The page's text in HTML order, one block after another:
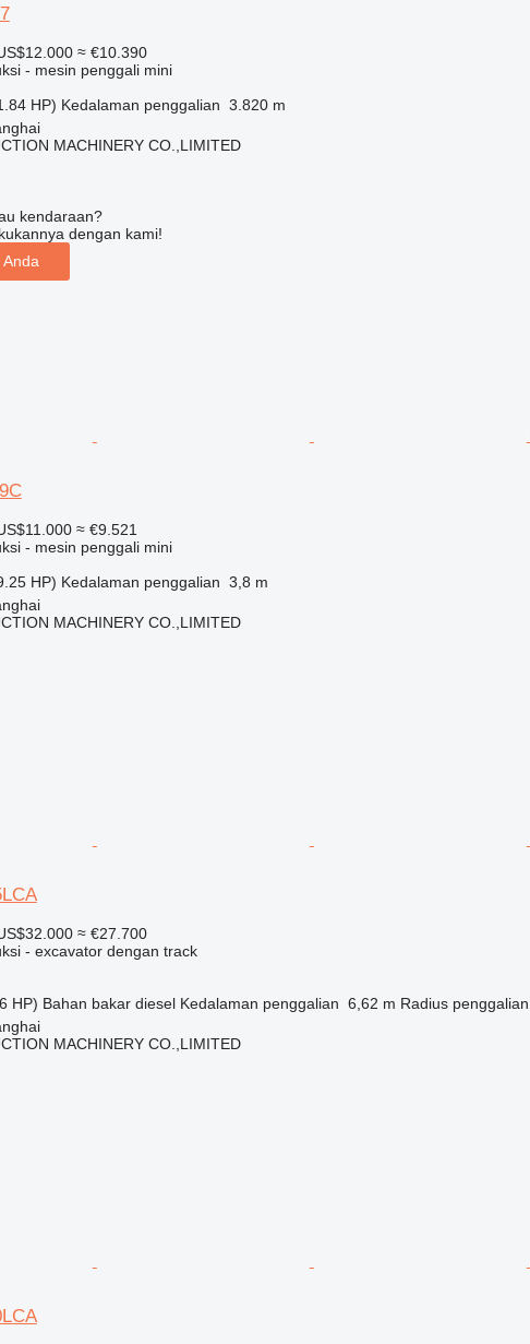
≈ €10.390
- mesin penggali mini
HP) Kedalaman penggalian 3.820 m
MACHINERY CO.,LIMITED
kendaraan?
dengan kami!
Anda
≈ €9.521
- mesin penggali mini
HP) Kedalaman penggalian 3,8 m
MACHINERY CO.,LIMITED
≈ €27.700
- excavator dengan track
HP) Bahan bakar diesel Kedalaman penggalian 6,62 m Radius penggalian
MACHINERY CO.,LIMITED